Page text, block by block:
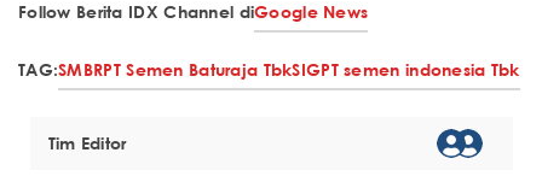
Follow Berita IDX Channel diGoogle News
TAG:SMBRPT Semen Baturaja TbkSIGPT semen indonesia Tbk
Tim Editor